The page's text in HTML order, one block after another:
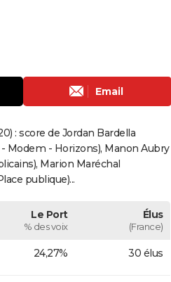
Email
: score de Jordan Bardella
Modem - Horizons), Manon Aubry
Marion Maréchal
publique)...
Le Port
% des voix
Élus
(France)
24,27% 30 élus